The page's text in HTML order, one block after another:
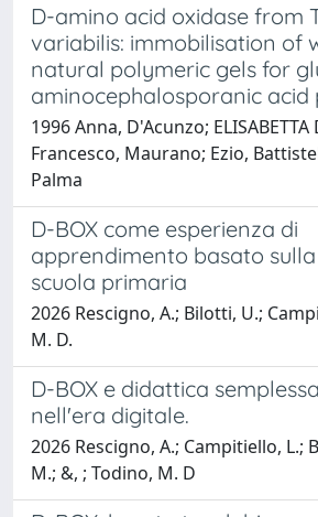
D-amino acid oxidase from
variabilis: immobilisation of
natural polymeric gels for
aminocephalosporanic acid
1996 Anna, D'Acunzo; ELISABETTA
Francesco, Maurano; Ezio,
Palma
D-BOX come esperienza di
apprendimento basato
scuola primaria
2026 Rescigno, A.; Bilotti, U.;
M. D.
D-BOX e didattica
nell'era digitale.
2026 Rescigno, A.; Campitiello, L.;
M.; &, ; Todino, M. D